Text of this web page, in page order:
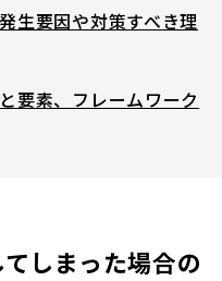
生要因や対策すべき理
要素、フレームワーク
しまった場合の